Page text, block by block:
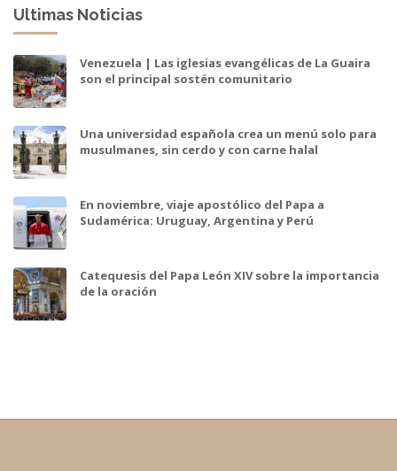
Ultimas Noticias
Venezuela | Las iglesias evangélicas de La Guaira
son el principal sostén comunitario
Una universidad española crea un menú solo para
musulmanes, sin cerdo y con carne halal
En noviembre, viaje apostólico del Papa a
Sudamérica: Uruguay, Argentina y Perú
Catequesis del Papa León XIV sobre la importancia
de la oración